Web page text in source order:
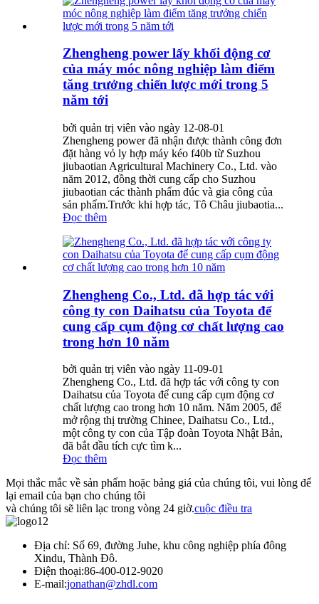
Zhengheng power lấy khối động cơ
của máy móc nông nghiệp làm điểm
tăng trưởng chiến lược mới trong 5
năm tới
bởi quản trị viên vào ngày 12-08-01
Zhengheng power đã nhận được thành công đơn
đặt hàng vỏ ly hợp máy kéo f40b từ Suzhou
jiubaotian Agricultural Machinery Co., Ltd. vào
năm 2012, đồng thời cung cấp cho Suzhou
jiubaotian các thành phẩm đúc và gia công của
sản phẩm.Trước khi hợp tác, Tô Châu jiubaotia...
Đọc thêm
Zhengheng Co., Ltd. đã hợp tác với
công ty con Daihatsu của Toyota để
cung cấp cụm động cơ chất lượng cao
trong hơn 10 năm
bởi quản trị viên vào ngày 11-09-01
Zhengheng Co., Ltd. đã hợp tác với công ty con
Daihatsu của Toyota để cung cấp cụm động cơ
chất lượng cao trong hơn 10 năm. Năm 2005, để
mở rộng thị trường Chinee, Daihatsu Co., Ltd.,
một công ty con của Tập đoàn Toyota Nhật Bản,
đã bắt đầu tích cực tìm k...
Đọc thêm
Mọi thắc mắc về sản phẩm hoặc bảng giá của chúng tôi, vui lòng để
lại email của bạn cho chúng tôi
và chúng tôi sẽ liên lạc trong vòng 24 giờ.cuộc điều tra
Địa chỉ: Số 69, đường Juhe, khu công nghiệp phía đông
Xindu, Thành Đô.
Điện thoại:86-400-012-9020
E-mail:jonathan@zhdl.com